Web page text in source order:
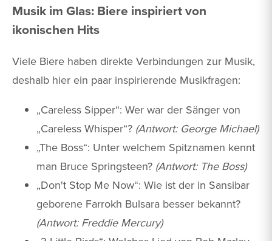
Musik im Glas: Biere inspiriert von
ikonischen Hits
Viele Biere haben direkte Verbindungen zur Musik,
deshalb hier ein paar inspirierende Musikfragen:
„Careless Sipper“: Wer war der Sänger von
„Careless Whisper“? (Antwort: George Michael)
„The Boss“: Unter welchem Spitznamen kennt
man Bruce Springsteen? (Antwort: The Boss)
„Don't Stop Me Now“: Wie ist der in Sansibar
geborene Farrokh Bulsara besser bekannt?
(Antwort: Freddie Mercury)